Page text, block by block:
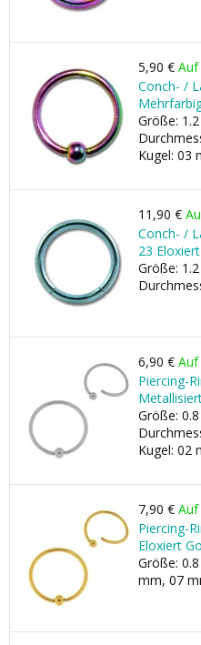
5,90 €
Conch- /
Größe:
Kugel: 03
11,90 €
Conch- /
23
Größe:
6,90 €
Piercing-
Größe:
Kugel: 02
7,90 €
Piercing-
Eloxiert
Größe:
mm, 07